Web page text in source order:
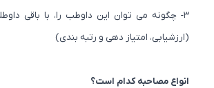
۳- چگونه می توان این داوطب را، با باقی
(ارزشیابی، امتیاز دهی و رتبه بندی)
انواع مصاحبه کدام است؟